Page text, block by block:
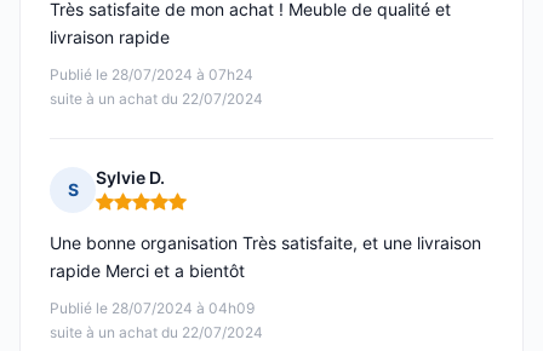
Publié le 28/07/2024 à 07h24
suite à un achat du 22/07/2024
Très satisfaite de mon achat ! Meuble de qualité et
livraison rapide
S
Sylvie D.
Note : 5 sur 5
Publié le 28/07/2024 à 04h09
suite à un achat du 22/07/2024
Une bonne organisation Très satisfaite, et une livraison
rapide Merci et a bientôt